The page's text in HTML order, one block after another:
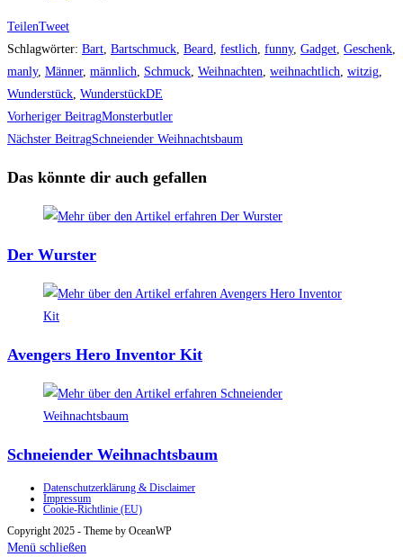
TeilenTweet
Schlagwörter: Bart, Bartschmuck, Beard, festlich, funny, Gadget, Geschenk,
manly, Männer, männlich, Schmuck, Weihnachten, weihnachtlich, witzig,
Wunderstück, WunderstückDE
Weitere
Artikel
ansehen
Vorheriger BeitragMonsterbutler
Nächster BeitragSchneiender Weihnachtsbaum
Das könnte dir auch gefallen
Der Wurster
Avengers Hero Inventor Kit
Schneiender Weihnachtsbaum
Datenschutzerklärung & Disclaimer
Impressum
Cookie-Richtlinie (EU)
Copyright 2025 - Theme by OceanWP
Menü schließen